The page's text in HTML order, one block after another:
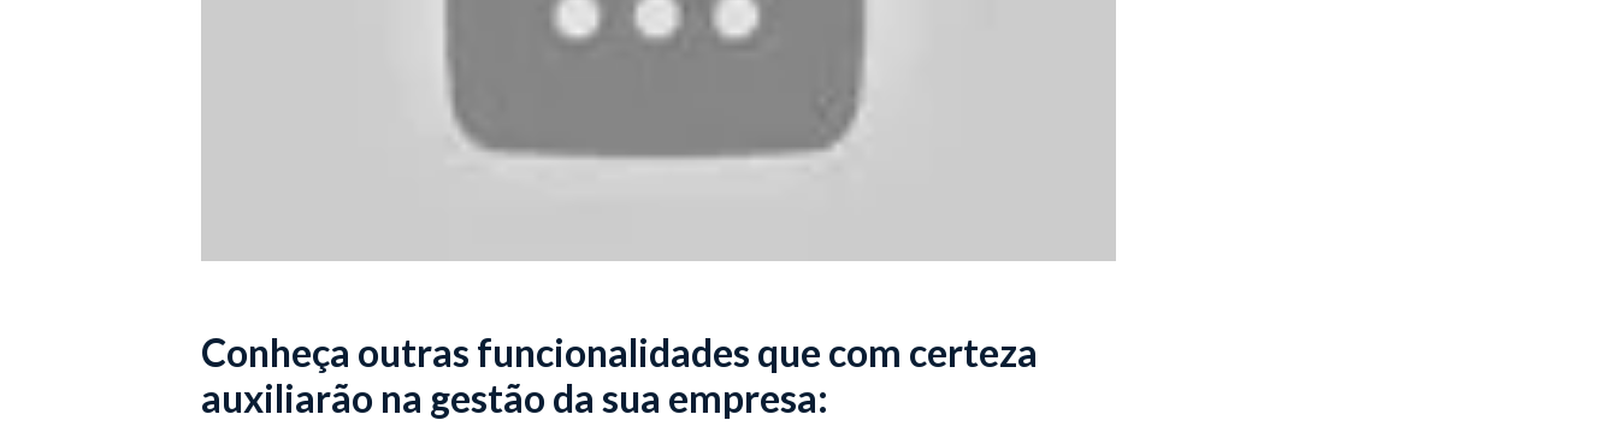
Conheça outras funcionalidades que com certeza
auxiliarão na gestão da sua empresa: